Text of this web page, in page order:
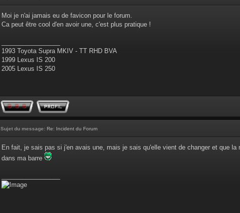
Moi je n'ai jamais eu de favicon pour le forum.
Ca peut être cool d'en avoir une, c'est plus pratique !
1993 Toyota Supra MKIV - TT RHD BVA
1999 Lexus IS 200
2005 Lexus IS 250
Sujet du message: Re: Incident du Forum
En fait, je sais pas si j'en avais une, mais je sais qu'elle vient de changer et que
dans ma barre